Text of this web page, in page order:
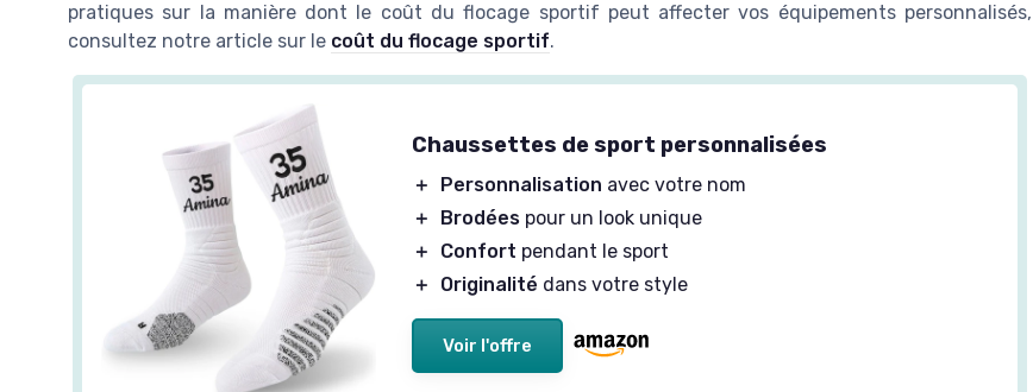
pratiques sur la manière dont le coût du flocage sportif peut affecter vos équipements personnalisés,
consultez notre article sur le coût du flocage sportif.
Chaussettes de sport personnalisées
＋ Personnalisation avec votre nom
＋
Brodées pour un look unique
＋
Confort pendant le sport
＋
Originalité dans votre style
Voir l'offre